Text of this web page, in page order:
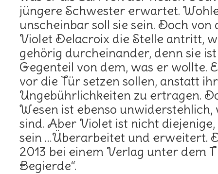
jüngere Schwester erwartet.
unscheinbar soll sie sein. Doch
Violet Delacroix die Stelle antritt,
gehörig durcheinander, denn sie
Gegenteil von dem, was er wollte.
vor die Tür setzen sollen, anstatt
Ungebührlichkeiten zu ertragen.
Wesen ist ebenso unwiderstehlich,
sind. Aber Violet ist nicht
sein …Überarbeitet und erweitert.
2013 bei einem Verlag unter dem
Begierde“.